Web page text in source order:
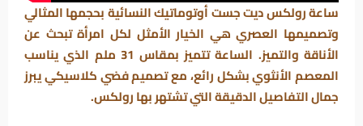
ساعة رولكس ديت جست أوتوماتيك النسائيةبحجمها المثالي
وتصميمها العصري هي الخيار الأمثل لكل امرأة تبحث عن
الأناقة والتميز. الساعة تتميز بمقاس 31 ملم
الذي يناسب
المعصم الأنثوي بشكل رائع، مع تصميمفضي كلاسيكييبرز
جمال التفاصيل الدقيقة التي تشتهر بها رولكس.